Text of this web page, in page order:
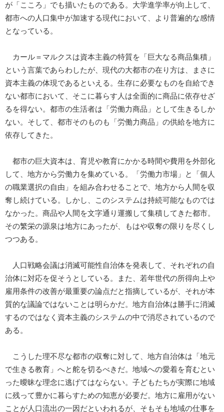
が「こころ」でも描いたものである。大学進学率が向上して、
都市への人口集中が加速する現代において、より普遍的な感情
となっている。
カール＝マルクスは資本主義の特質を「巨大なる商品集積」
という言葉であらわしたが、現代の大都市の在り方は、まさに
資本主義の体現であるといえる。生存に必要なものを自給でき
ない都市において、そこに暮らす人は全面的に商品に依存せざ
るを得ない。都市の生活者は「労働力商品」として生きるしか
ない。そして、都市そのものも「労働力商品」の供給を地方に
依存してきた。
都市の巨大資本は、育児や教育にかかる時間や費用を外部化
して、地方から労働力を集めている。「労働力市場」と「個人
の職業選択の自由」を組み合わせることで、地方から人間を収
奪し続けている。しかし、このシステムは持続可能なものでは
なかった。商品や人間を文字通り運搬して集積してきた都市。
その繁栄の源泉は地方にあったが、もはや収奪の限りを尽くし
つつある。
人口戦略会議は消滅可能性自治体を発表して、それぞれの自
治体に対応を促そうとしている。また、若年世代の所得向上や
雇用条件の改善が最重要の論点だと指摘しているが、それが本
質的な議論ではないことは明らかだ。地方自治体は勝手に消滅
するのではなく資本主義のシステムの中で消尽されているので
ある。
こうした理不尽な都市の収奪に対して、地方自治体は「地元
で生きる教育」へと舵を切るべきだ。地域への愛着を育むとい
った曖昧な理念に逃げてはならない。子どもたちが実際に地域
に残って豊かに暮らすための知恵が必要だ。地方に雇用がない
ことが人口流出の一因だといわれるが、そもそも地域の仕事を